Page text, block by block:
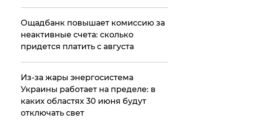
​Ощадбанк повышает комиссию за
неактивные счета: сколько
придется платить с августа
Из-за жары энергосистема
Украины работает на пределе: в
каких областях 30 июня будут
отключать свет